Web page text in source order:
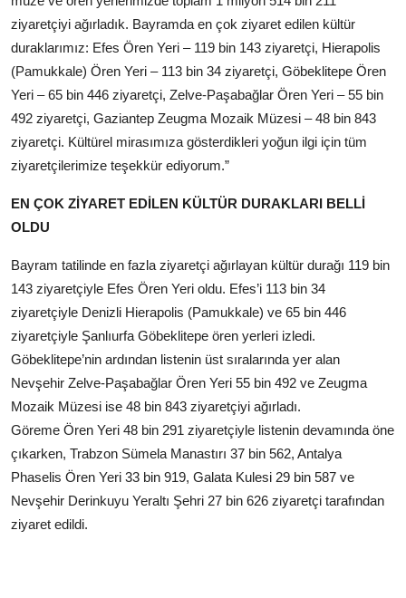
ziyaretçiyi ağırladık. Bayramda en çok ziyaret edilen kültür
duraklarımız: Efes Ören Yeri – 119 bin 143 ziyaretçi, Hierapolis
(Pamukkale) Ören Yeri – 113 bin 34 ziyaretçi, Göbeklitepe Ören
Yeri – 65 bin 446 ziyaretçi, Zelve-Paşabağlar Ören Yeri – 55 bin
492 ziyaretçi, Gaziantep Zeugma Mozaik Müzesi – 48 bin 843
ziyaretçi. Kültürel mirasımıza gösterdikleri yoğun ilgi için tüm
ziyaretçilerimize teşekkür ediyorum.”
EN ÇOK ZİYARET EDİLEN KÜLTÜR DURAKLARI BELLİ
OLDU
Bayram tatilinde en fazla ziyaretçi ağırlayan kültür durağı 119 bin
143 ziyaretçiyle Efes Ören Yeri oldu. Efes’i 113 bin 34
ziyaretçiyle Denizli Hierapolis (Pamukkale) ve 65 bin 446
ziyaretçiyle Şanlıurfa Göbeklitepe ören yerleri izledi.
Göbeklitepe’nin ardından listenin üst sıralarında yer alan
Nevşehir Zelve-Paşabağlar Ören Yeri 55 bin 492 ve Zeugma
Mozaik Müzesi ise 48 bin 843 ziyaretçiyi ağırladı.
Göreme Ören Yeri 48 bin 291 ziyaretçiyle listenin devamında öne
çıkarken, Trabzon Sümela Manastırı 37 bin 562, Antalya
Phaselis Ören Yeri 33 bin 919, Galata Kulesi 29 bin 587 ve
Nevşehir Derinkuyu Yeraltı Şehri 27 bin 626 ziyaretçi tarafından
ziyaret edildi.